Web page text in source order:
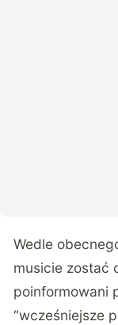
Wedle
musicie zostać
poinformowani
“wcześniejsze